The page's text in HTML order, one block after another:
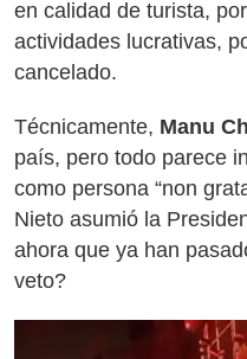
en calidad de turista,
actividades lucrativas,
cancelado.
Técnicamente, Manu
país, pero todo parece
como persona “non
Nieto asumió la
ahora que ya han
veto?